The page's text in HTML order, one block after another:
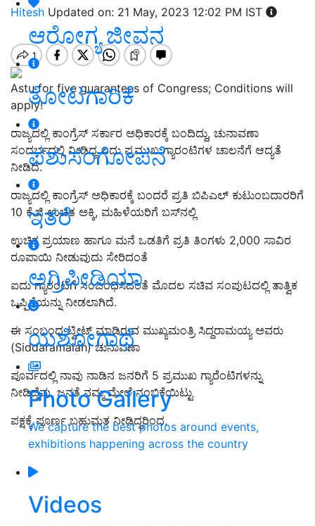
ಆರೋಗ್ಯ ಜೀವನ
ತೋಟಗಾರಿಕೆ
ಪಶುಸಂಗೋಪನೆ
ಇತರೆ
ಅಗ್ರಿಪೀಡಿಯಾ
ಯಶೋಗಾಥೆ
Photo Gallery
We capture the best photos around events,
exhibitions happening across the country
Videos
Hitesh Updated on: 21 May, 2023 12:02 PM IST
Astu for five guarantees of Congress; Conditions will
apply!
ರಾಜ್ಯದಲ್ಲಿ ಕಾಂಗ್ರೆಸ್‌ ಸರ್ಕಾರ ಅಧಿಕಾರಕ್ಕೆ ಬಂದಿದ್ದು, ಚುನಾವಣಾ
ಸಂದರ್ಭದಲ್ಲಿ ನೀಡಿದ್ದ ಐದು ಪ್ರಮುಖ ಗ್ಯಾರಂಟಿಗಳ ಚಾಲನೆಗೆ ಆದ್ಯತೆ
ನೀಡಿದೆ.
ರಾಜ್ಯದಲ್ಲಿ ಕಾಂಗ್ರೆಸ್‌ ಅಧಿಕಾರಕ್ಕೆ ಬಂದರೆ ಪ್ರತಿ ಬಿಪಿಎಲ್‌ ಕುಟುಂಬದಾರರಿಗೆ
10 ಕೆ.ಜಿ ಉಚಿತ ಅಕ್ಕಿ, ಮಹಿಳೆಯರಿಗೆ ಬಸ್‌ನಲ್ಲಿ
ಉಚಿತ ಪ್ರಯಾಣ ಹಾಗೂ ಮನೆ ಒಡತಿಗೆ ಪ್ರತಿ ತಿಂಗಳು 2,000 ಸಾವಿರ
ರೂಪಾಯಿ ನೀಡುವುದು ಸೇರಿದಂತೆ
ಐದು ಗ್ಯಾರಂಟಿಗೆ ಸಂಬಂಧಿಸಿದಂತೆ ಮೊದಲ ಸಚಿವ ಸಂಪುಟದಲ್ಲಿ ತಾತ್ವಿಕ
ಒಪ್ಪಿಗೆಯನ್ನು ನೀಡಲಾಗಿದೆ.
ಈ ಸಂಬಂಧ ಟ್ವೀಟ್‌ ಮಾಡಿರುವ ಮುಖ್ಯಮಂತ್ರಿ ಸಿದ್ದರಾಮಯ್ಯ ಅವರು
(Siddaramaiah)ಚುನಾವಣಾ
ಪೂರ್ವದಲ್ಲಿ ನಾವು ನಾಡಿನ ಜನರಿಗೆ 5 ಪ್ರಮುಖ ಗ್ಯಾರೆಂಟಿಗಳನ್ನು
ನೀಡಿದ್ದೆವು, ಜನತೆ ನಮ್ಮ ಮೇಲೆ ನಂಬಿಕೆಯಿಟ್ಟು
ಪಕ್ಷಕ್ಕೆ ಪೂರ್ಣ ಬಹುಮತ ನೀಡಿದ್ದರಿಂದ,